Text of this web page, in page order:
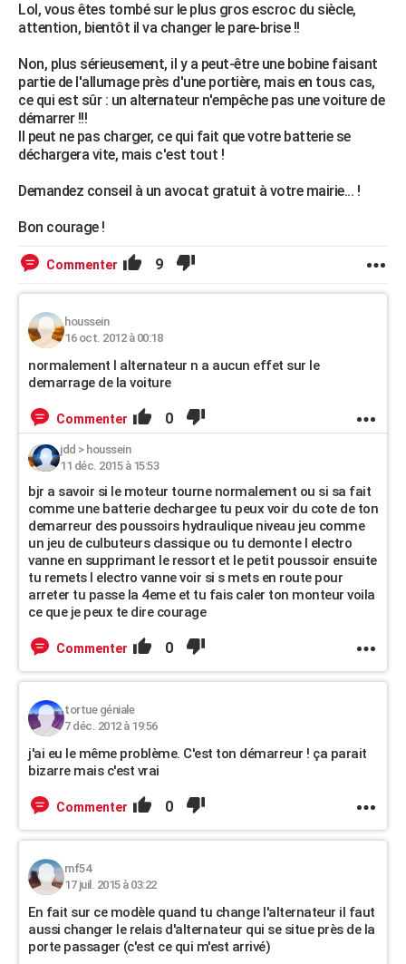
Lol, vous êtes tombé sur le plus gros escroc du siècle,
attention, bientôt il va changer le pare-brise !!
Non, plus sérieusement, il y a peut-être une bobine faisant
partie de l'allumage près d'une portière, mais en tous cas,
ce qui est sûr : un alternateur n'empêche pas une voiture de
démarrer !!!
Il peut ne pas charger, ce qui fait que votre batterie se
déchargera vite, mais c'est tout !
Demandez conseil à un avocat gratuit à votre mairie... !
Bon courage !
Commenter 9
houssein
16 oct. 2012 à 00:18
normalement l alternateur n a aucun effet sur le
demarrage de la voiture
Commenter 0
jdd > houssein
11 déc. 2015 à 15:53
bjr a savoir si le moteur tourne normalement ou si sa fait
comme une batterie dechargee tu peux voir du cote de ton
demarreur des poussoirs hydraulique niveau jeu comme
un jeu de culbuteurs classique ou tu demonte l electro
vanne en supprimant le ressort et le petit poussoir ensuite
tu remets l electro vanne voir si s mets en route pour
arreter tu passe la 4eme et tu fais caler ton monteur voila
ce que je peux te dire courage
Commenter 0
tortue géniale
7 déc. 2012 à 19:56
j'ai eu le même problème. C'est ton démarreur ! ça parait
bizarre mais c'est vrai
Commenter 0
mf54
17 juil. 2015 à 03:22
En fait sur ce modèle quand tu change l'alternateur il faut
aussi changer le relais d'alternateur qui se situe près de la
porte passager (c'est ce qui m'est arrivé)